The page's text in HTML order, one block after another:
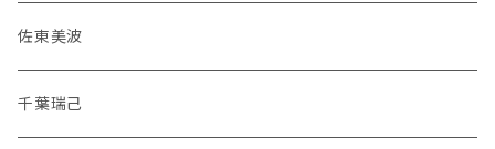
佐東美波
千葉瑞己